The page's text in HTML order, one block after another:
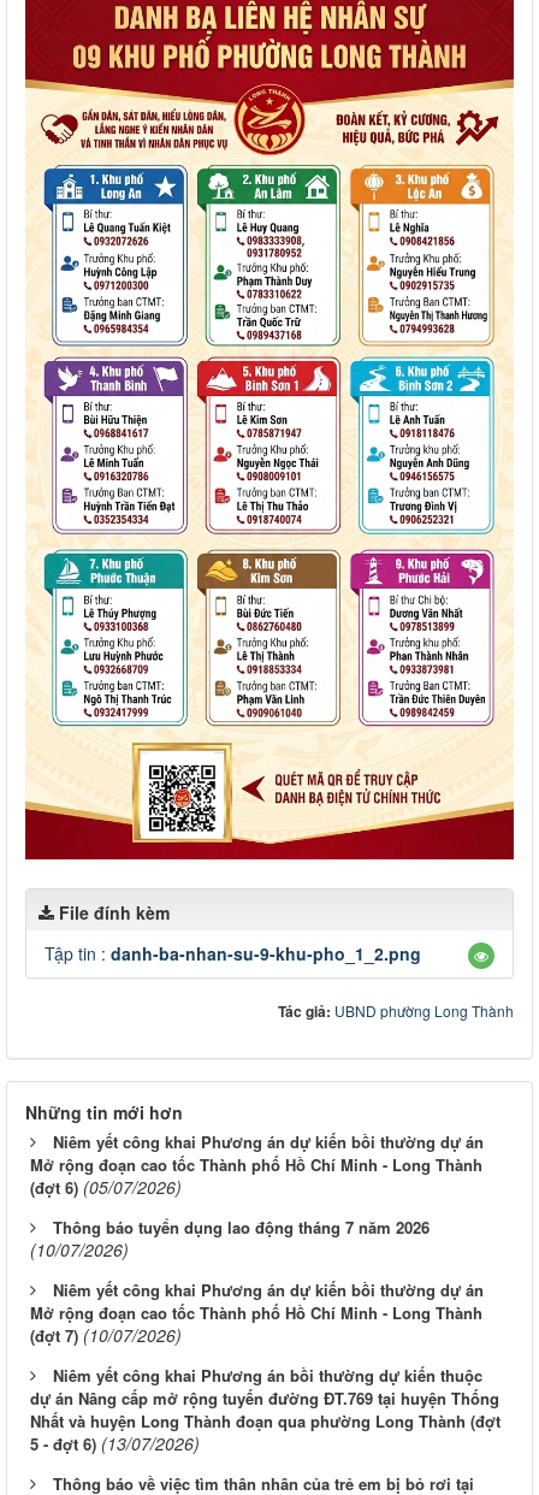
File đính kèm
Tập tin : danh-ba-nhan-su-9-khu-pho_1_2.png
Tác giả: UBND phường Long Thành
Những tin mới hơn
Niêm yết công khai Phương án dự kiến bồi thường dự án
Mở rộng đoạn cao tốc Thành phố Hồ Chí Minh - Long Thành
(đợt 6) (05/07/2026)
Thông báo tuyển dụng lao động tháng 7 năm 2026
(10/07/2026)
Niêm yết công khai Phương án dự kiến bồi thường dự án
Mở rộng đoạn cao tốc Thành phố Hồ Chí Minh - Long Thành
(đợt 7) (10/07/2026)
Niêm yết công khai Phương án bồi thường dự kiến thuộc
dự án Nâng cấp mở rộng tuyến đường ĐT.769 tại huyện Thống
Nhất và huyện Long Thành đoạn qua phường Long Thành (đợt
5 - đợt 6) (13/07/2026)
Thông báo về việc tìm thân nhân của trẻ em bị bỏ rơi tại